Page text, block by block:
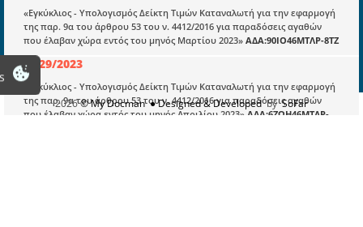
«Εγκύκλιος - Υπολογισμός Δείκτη Τιμών Καταναλωτή για την εφαρμογή
της παρ. 9α του άρθρου 53 του ν. 4412/2016 για παραδόσεις αγαθών
που έλαβαν χώρα εντός του μηνός Μαρτίου 2023» ΑΔΑ:90ΙΟ46ΜΤΛΡ-8ΤΖ
34729/2023
«Εγκύκλιος - Υπολογισμός Δείκτη Τιμών Καταναλωτή για την εφαρμογή
της παρ. 9α του άρθρου 53 του ν. 4412/2016 για παραδόσεις αγαθών
που έλαβαν χώρα εντός του μηνός Απριλίου 2023» ΑΔΑ:6ΖΩΗ46ΜΤΛΡ-
Οροι χρησης ιστοτοπου
2026© My Docman● Designed & DevelopedbySoFar